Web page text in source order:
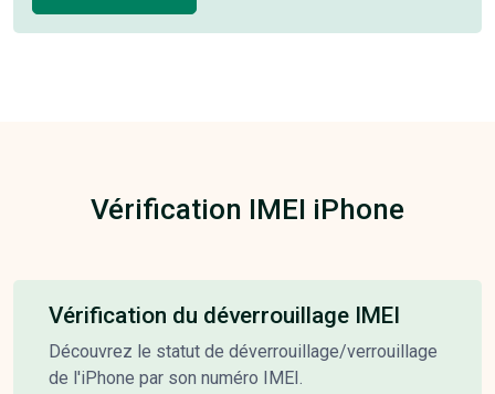
Vérification IMEI iPhone
Vérification du déverrouillage IMEI
Découvrez le statut de déverrouillage/verrouillage
de l'iPhone par son numéro IMEI.